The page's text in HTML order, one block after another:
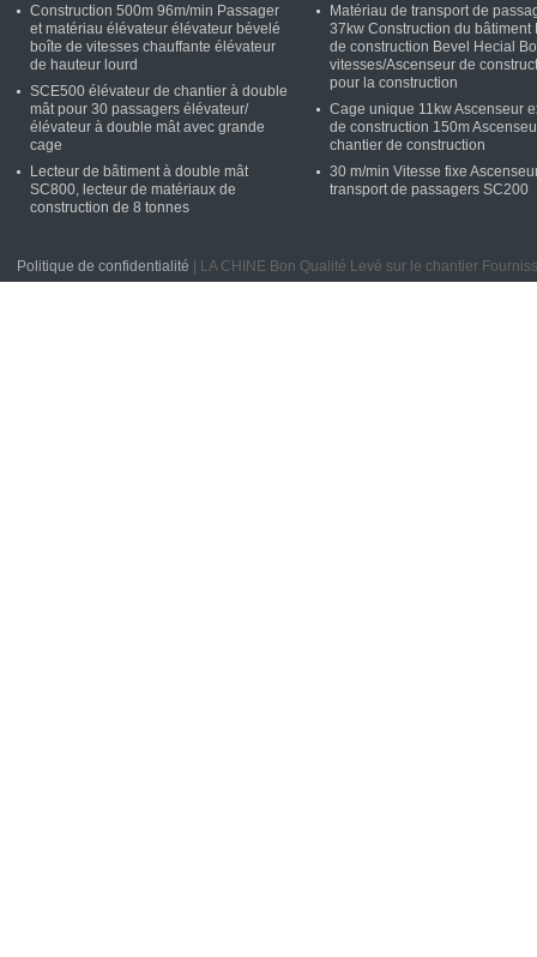
Construction 500m 96m/min Passager
et matériau élévateur élévateur bévelé
boîte de vitesses chauffante élévateur
de hauteur lourd
SCE500 élévateur de chantier à double
mât pour 30 passagers élévateur/
élévateur à double mât avec grande
cage
Lecteur de bâtiment à double mât
SC800, lecteur de matériaux de
construction de 8 tonnes
Matériau de transport de
37kw Construction du bâtiment
de construction Bevel Hecial
vitesses/Ascenseur de
pour la construction
Cage unique 11kw Ascenseur
de construction 150m
chantier de construction
30 m/min Vitesse fixe
transport de passagers SC200
Politique de confidentialité | LA CHINE Bon Qualité Levé sur le chantier